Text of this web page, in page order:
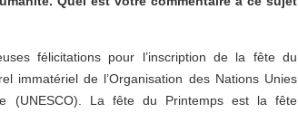
félicitations pour l’inscription de la fête du
immatériel de l’Organisation des Nations Unies
(UNESCO). La fête du Printemps est la fête